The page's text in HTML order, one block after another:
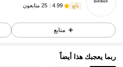
بائع
n***.
تمت متابعة
4.99
متابع
ربما يعجبك هذا أيضاً